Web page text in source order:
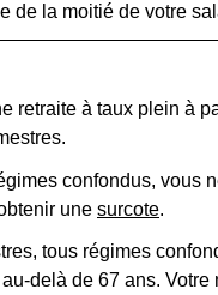
de la moitié de votre
retraite à taux plein à
confondus, vous
une surcote.
tous régimes
delà de 67 ans.